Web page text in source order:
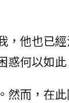
，他也已
惑何以如此
然而，在